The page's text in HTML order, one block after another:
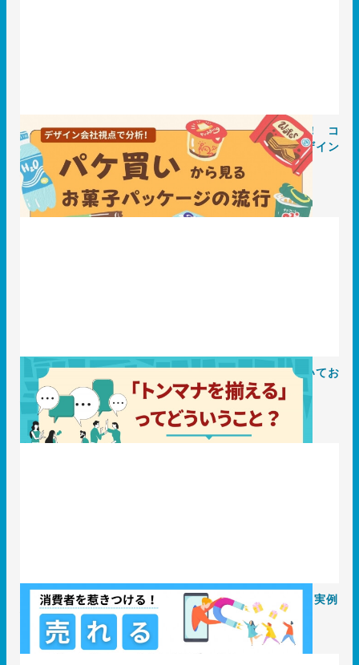
Z世代＆団塊ジュニア世代デザイン会社視点でお買い物！ コ
ンビニでパケ買いした商品からお菓子のパッケージデザイン
の流行を分析してみた
2025.05.08 レポート
「トンマナを揃える」ってどういうこと？成功事例についてお
話します。
2025.05.08 事例
消費者を惹きつける！売れるパッケージデザインの要素と実例
2025.04.30 事例